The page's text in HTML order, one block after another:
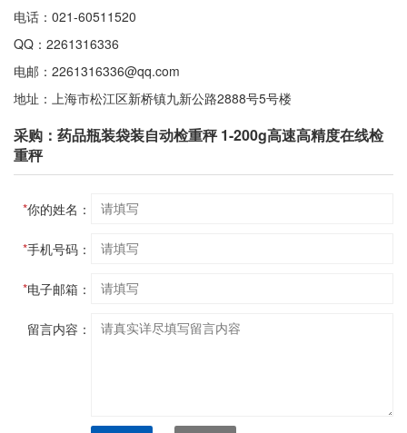
电话：021-60511520
QQ：2261316336
电邮：2261316336@qq.com
地址：上海市松江区新桥镇九新公路2888号5号楼
采购：药品瓶装袋装自动检重秤 1-200g高速高精度在线检
重秤
*你的姓名：
*手机号码：
*电子邮箱：
留言内容：